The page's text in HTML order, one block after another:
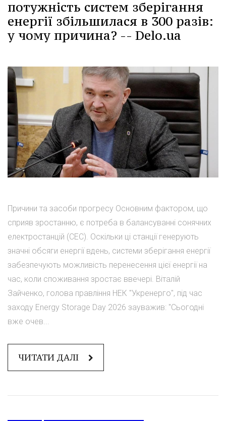
потужність систем зберігання
енергії збільшилася в 300 разів:
у чому причина? -- Delo.ua
Причини та засоби прогресу Основним фактором, що
сприяв зростанню, є потреба в балансуванні сонячних
електростанцій (СЕС). Оскільки ці станції генерують
значні обсяги енергії вдень, системи зберігання енергії
забезпечують можливість перенесення цієї енергії на
час, коли споживання зростає ввечері. Віталій
Зайченко, голова правління НЕК "Укренерго", під час
заходу Energy Storage Day 2026 зауважив: "Сьогодні
вже очев...
ЧИТАТИ ДАЛІ